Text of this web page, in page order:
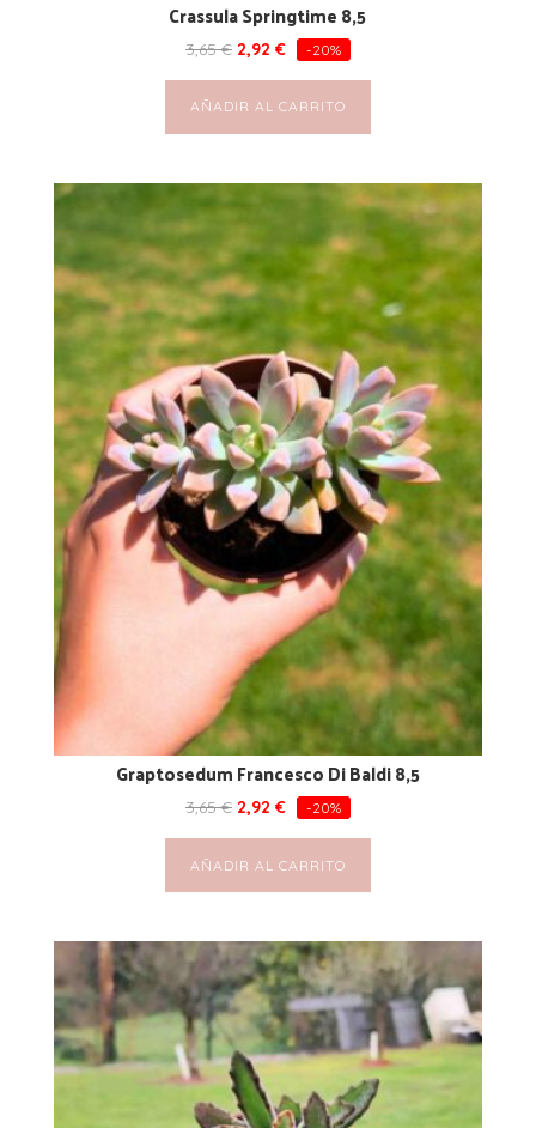
Crassula Springtime 8,5
3,65€ 2,92 € -20%
AÑADIR AL CARRITO
Graptosedum Francesco Di Baldi 8,5
3,65€ 2,92 € -20%
AÑADIR AL CARRITO